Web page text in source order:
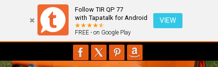
Follow TIR QP 77
with Tapatalk for Android
FREE - on Google Play
VIEW
Inhalt